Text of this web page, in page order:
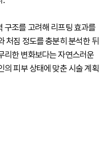
구조를 고려해 리프팅 효과를
처짐 정도를 충분히 분석한 뒤
리한 변화보다는 자연스러운
의 피부 상태에 맞춘 시술 계획